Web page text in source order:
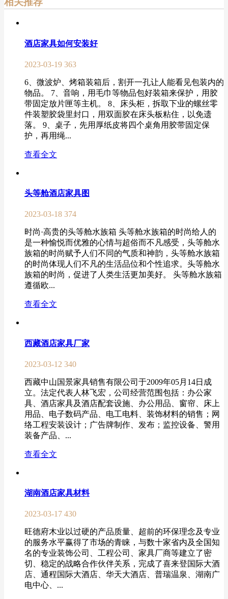
酒店家具如何安装好
2023-03-19 363
6、微波炉、烤箱装箱后，割开一孔让人能看见包装内的
物品。 7、音响，用毛巾等物品包好装箱来保护，用胶
带固定放片匣等主机。 8、床头柜，拆取下业的螺丝零
件装塑胶袋里封口，用双面胶在床头板粘住，以免遗
落。 9、桌子，先用厚纸皮将四个桌角用胶带固定保
护，再用绳...
查看全文
头等舱酒店家具图
2023-03-18 374
时尚·高贵的头等舱水族箱 头等舱水族箱的时尚给人的
是一种愉悦而优雅的心情与超俗而不凡感受，头等舱水
族箱的时尚赋予人们不同的气质和神韵，头等舱水族箱
的时尚体现人们不凡的生活品位和个性追求。头等舱水
族箱的时尚，促进了人类生活更加美好。 头等舱水族箱
遵循欧...
查看全文
西藏酒店家具厂家
2023-03-12 340
西藏中山国景家具销售有限公司于2009年05月14日成
立。法定代表人林飞宏，公司经营范围包括：办公家
具、酒店家具及酒店配套设施、办公用品、窗帘、床上
用品、电子数码产品、电工电料、装饰材料的销售；网
络工程安装设计；广告牌制作、发布；监控设备、警用
装备产品、...
查看全文
湖南酒店家具材料
2023-03-17 430
旺德府木业以过硬的产品质量、超前的环保理念及专业
的服务水平赢得了市场的青睐，与数十家省内及全国知
名的专业装饰公司、工程公司、家具厂商等建立了密
切、稳定的战略合作伙伴关系，完成了喜来登国际大酒
店、通程国际大酒店、华天大酒店、普瑞温泉、湖南广
电中心、...